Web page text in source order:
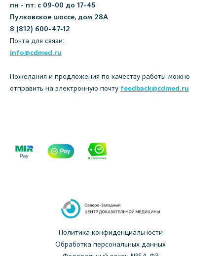
пн - пт: с 09-00 до 17-45
Пулковское шоссе, дом 28А
8 (812) 600-47-12
Почта для связи:
info@cdmed.ru
Пожелания и предложения по качеству работы можно
отправить на электронную почту feedback@cdmed.ru
Политика конфиденциальности
Обработка персональных данных